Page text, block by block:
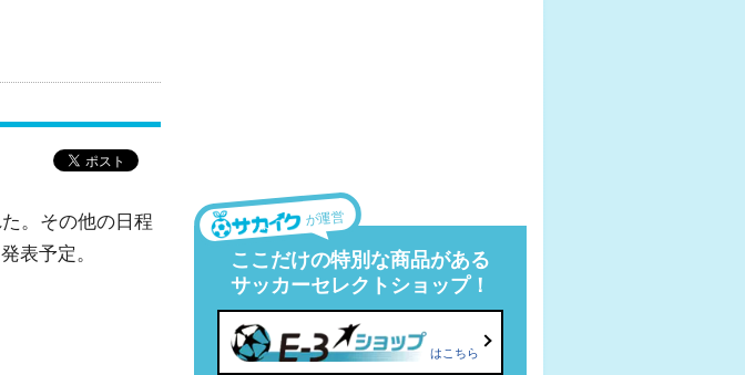
。その他の日程
表予定。
が運営
ここだけの特別な商品がある
サッカーセレクトショップ！
はこちら